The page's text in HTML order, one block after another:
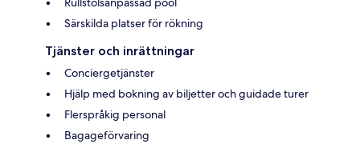
Särskilda platser för rökning
Tjänster och inrättningar
Conciergetjänster
Hjälp med bokning av biljetter och guidade turer
Flerspråkig personal
Bagageförvaring